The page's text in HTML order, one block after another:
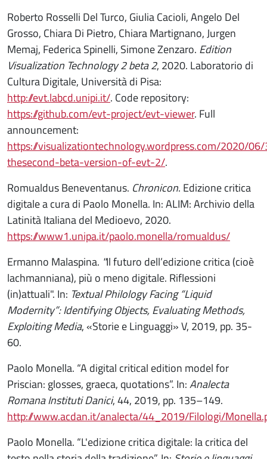
Roberto Rosselli Del Turco, Giulia Cacioli, Angelo Del
Grosso, Chiara Di Pietro, Chiara Martignano, Jurgen
Memaj, Federica Spinelli, Simone Zenzaro. Edition
Visualization Technology 2 beta 2, 2020. Laboratorio di
Cultura Digitale, Università di Pisa:
http://evt.labcd.unipi.it/. Code repository:
https://github.com/evt-project/evt-viewer. Full
announcement:
https://visualizationtechnology.wordpress.com/2020/
thesecond-beta-version-of-evt-2/.
Romualdus Beneventanus. Chronicon. Edizione critica
digitale a cura di Paolo Monella. In: ALIM: Archivio della
Latinità Italiana del Medioevo, 2020.
https://www1.unipa.it/paolo.monella/romualdus/
Ermanno Malaspina. "Il futuro dell’edizione critica (cioè
lachmanniana), più o meno digitale. Riflessioni
(in)attuali". In: Textual Philology Facing “Liquid
Modernity”: Identifying Objects, Evaluating Methods,
Exploiting Media, «Storie e Linguaggi» V, 2019, pp. 35-
60.
Paolo Monella. “A digital critical edition model for
Priscian: glosses, graeca, quotations”. In:Analecta
Romana Instituti Danici, 44, 2019, pp. 135–149.
http://www.acdan.it/analecta/44_2019/Filologi/
Paolo Monella. “L'edizione critica digitale: la critica del